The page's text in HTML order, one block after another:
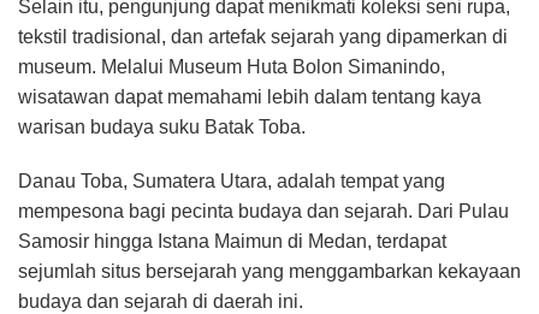
Selain itu, pengunjung dapat menikmati koleksi seni rupa,
tekstil tradisional, dan artefak sejarah yang dipamerkan di
museum. Melalui Museum Huta Bolon Simanindo,
wisatawan dapat memahami lebih dalam tentang kaya
warisan budaya suku Batak Toba.
Danau Toba, Sumatera Utara, adalah tempat yang
mempesona bagi pecinta budaya dan sejarah. Dari Pulau
Samosir hingga Istana Maimun di Medan, terdapat
sejumlah situs bersejarah yang menggambarkan kekayaan
budaya dan sejarah di daerah ini.